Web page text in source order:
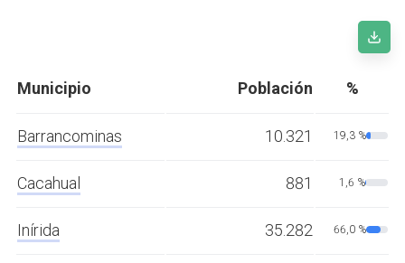
Municipio Población %
Barrancominas 10.321 19,3 %
Cacahual 881 1,6 %
Inírida 35.282 66,0 %